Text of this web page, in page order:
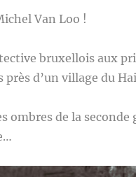
Van Loo !
bruxellois aux
près d’un village du
ombres de la seconde